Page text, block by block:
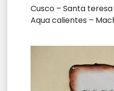
Cusco – Santa
Aqua calientes –